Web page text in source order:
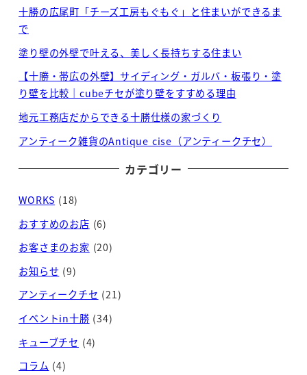
十勝の広尾町「チーズ工房もぐもぐ」と住まいができるま
で
塗り壁の外壁で叶える、美しく長持ちする住まい
【十勝・帯広の外壁】サイディング・ガルバ・板張り・塗
り壁を比較｜cubeチセが塗り壁をすすめる理由
地元工務店だからできる十勝仕様の家づくり
アンティーク雑貨のAntique cise（アンティークチセ）
カテゴリー
WORKS (18)
おすすめのお店 (6)
お客さまのお家 (20)
お知らせ (9)
アンティークチセ (21)
イベントin十勝 (34)
キューブチセ (4)
コラム (4)